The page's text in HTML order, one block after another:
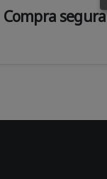
Compra segura